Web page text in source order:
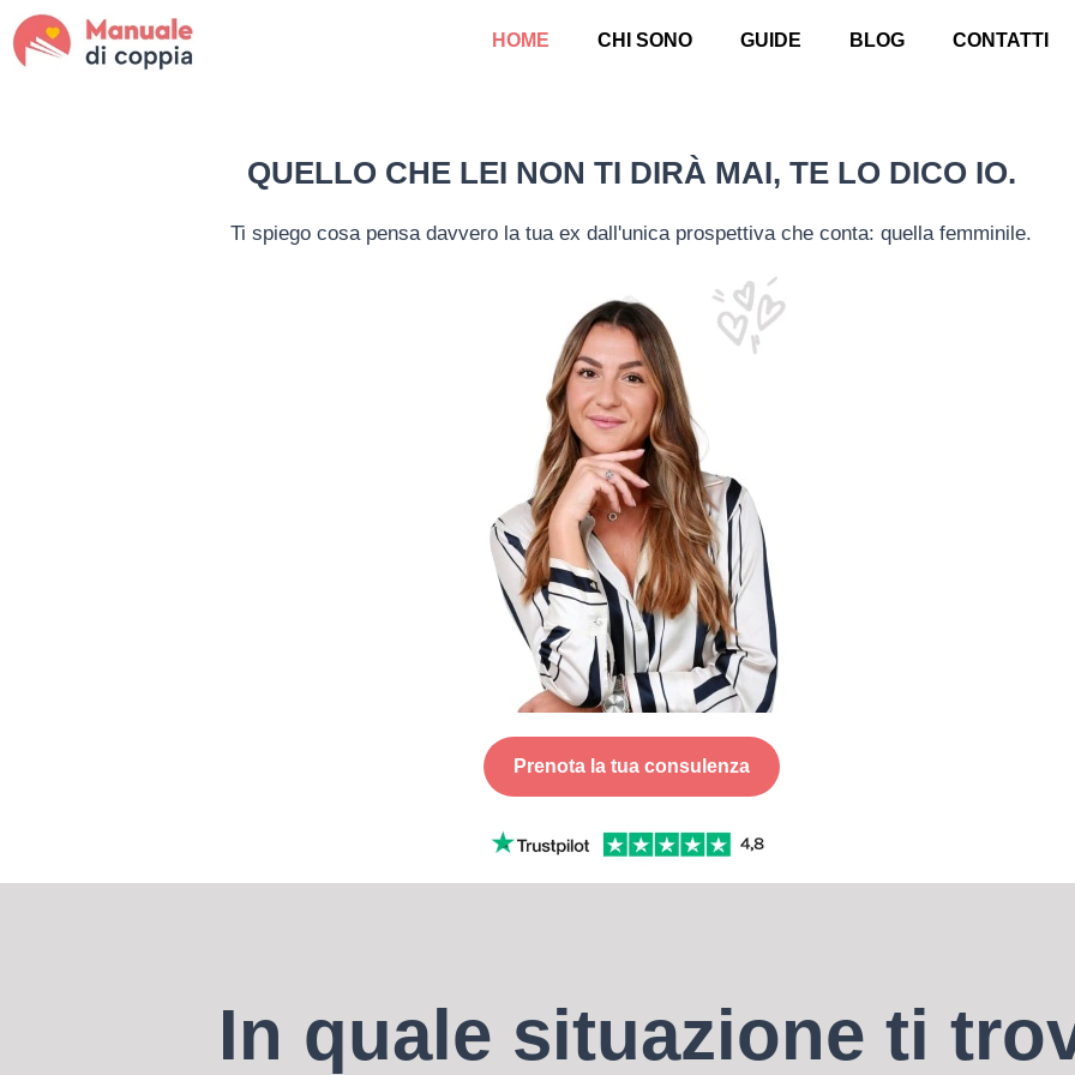
HOME CHI SONO GUIDE BLOG CONTATTI
QUELLO CHE LEI NON TI DIRÀ MAI, TE LO DICO IO.
Ti spiego cosa pensa davvero la tua ex dall'unica prospettiva che conta: quella femminile.
Prenota la tua consulenza
In quale situazione ti